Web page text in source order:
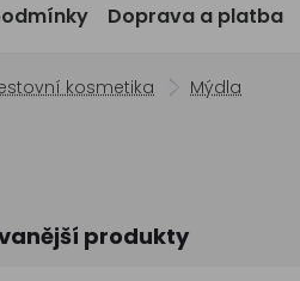
Doprava a platba
kosmetika Mýdla
produkty